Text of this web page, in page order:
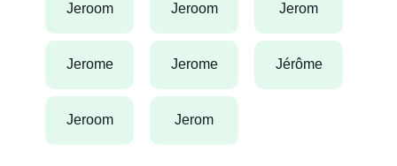
jeroom jeroom jerom
jerome jerome jérôme
jeroom jerom